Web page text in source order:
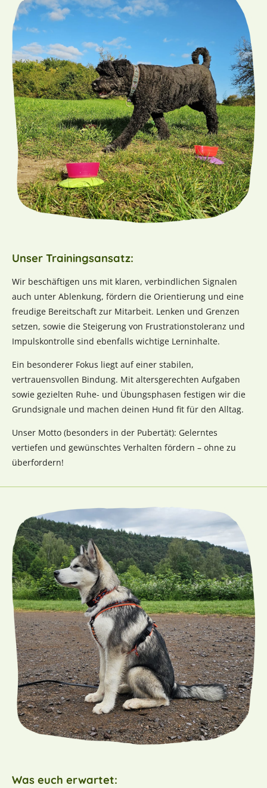
Unser Trainingsansatz:
Wir beschäftigen uns mit klaren, verbindlichen Signalen
auch unter Ablenkung, fördern die Orientierung und eine
freudige Bereitschaft zur Mitarbeit. Lenken und Grenzen
setzen, sowie die Steigerung von Frustrationstoleranz und
Impulskontrolle sind ebenfalls wichtige Lerninhalte.
Ein besonderer Fokus liegt auf einer stabilen,
vertrauensvollen Bindung. Mit altersgerechten Aufgaben
sowie gezielten Ruhe- und Übungsphasen festigen wir die
Grundsignale und machen deinen Hund fit für den Alltag.
Unser Motto (besonders in der Pubertät): Gelerntes
vertiefen und gewünschtes Verhalten fördern – ohne zu
überfordern!
Was euch erwartet: